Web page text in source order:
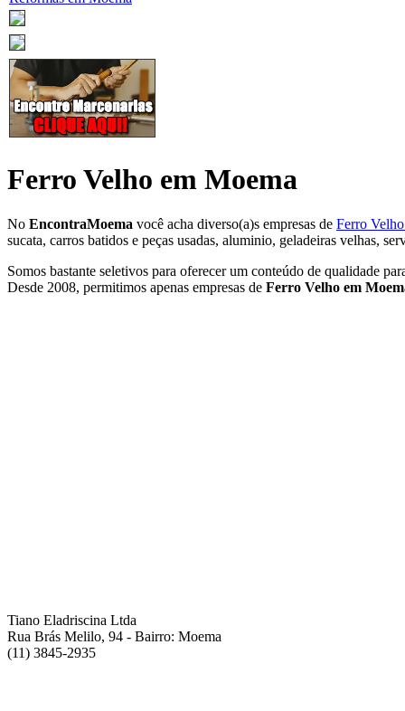
Ferro Velho em Moema
No EncontraMoema você acha diverso(a)s empresas de Ferro
sucata, carros batidos e peças usadas, aluminio, geladeiras velhas,
Somos bastante seletivos para oferecer um conteúdo de qualidade
Desde 2008, permitimos apenas empresas de Ferro Velho em
Tiano Eladriscina Ltda
Rua Brás Melilo, 94 - Bairro: Moema
(11) 3845-2935